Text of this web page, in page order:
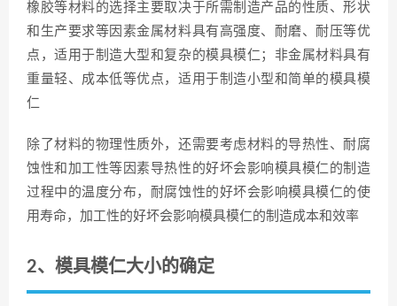
橡胶等材料的选择主要取决于所需制造产品的性质、形状
和生产要求等因素金属材料具有高强度、耐磨、耐压等优
点，适用于制造大型和复杂的模具模仁；非金属材料具有
重量轻、成本低等优点，适用于制造小型和简单的模具模
仁
除了材料的物理性质外，还需要考虑材料的导热性、耐腐
蚀性和加工性等因素导热性的好坏会影响模具模仁的制造
过程中的温度分布，耐腐蚀性的好坏会影响模具模仁的使
用寿命，加工性的好坏会影响模具模仁的制造成本和效率
2、模具模仁大小的确定